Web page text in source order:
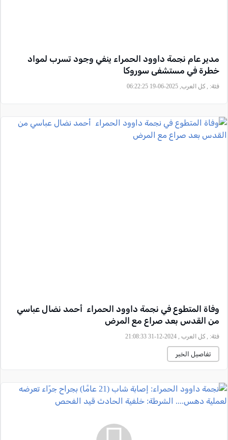
مدير عام نجمة داوود الحمراء ينفي وجود تسرب لمواد
خطرة في مستشفى سوروكا
فئة: , كل العرب, 2025-06-19 06:22:25
وفاة المتطوع في نجمة داوود الحمراء أحمد نضال عباسي
من القدس بعد صراع مع المرض
فئة: , كل العرب , 2024-12-31 21:08:33
تفاصيل الخبر